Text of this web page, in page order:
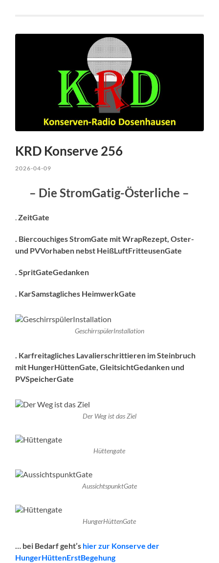
KRD Konserve 256
2026-04-09
– Die StromGatig-Österliche –
.ZeitGate
. Biercouchiges StromGate mit WrapRezept, Oster-
und PVVorhaben nebst HeißLuftFritteusenGate
. SpritGateGedanken
. KarSamstagliches HeimwerkGate
GeschirrspülerInstallation
. Karfreitagliches Lavalierschrittieren im Steinbruch
mit HungerHüttenGate, GleitsichtGedanken und
PVSpeicherGate
Der Weg ist das Ziel
Hüttengate
AussichtspunktGate
HungerHüttenGate
… bei Bedarf geht’s hier zur Konserve der
HungerHüttenErstBegehung